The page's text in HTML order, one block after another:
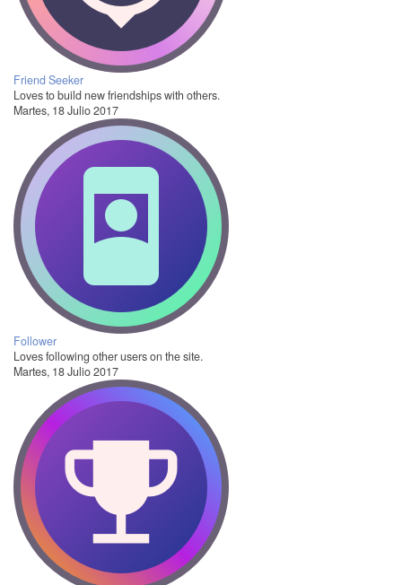
Friend Seeker
Loves to build new friendships with others.
Martes, 18 Julio 2017
Follower
Loves following other users on the site.
Martes, 18 Julio 2017